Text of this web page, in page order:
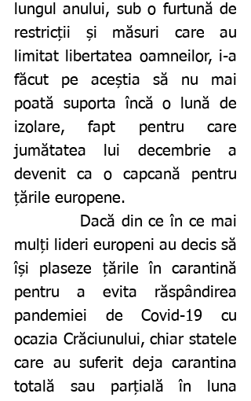
lungul anului, sub o furtună de
restricții și măsuri care au
limitat libertatea oamneilor, i-a
făcut pe aceștia să nu mai
poată suporta încă o lună de
izolare, fapt pentru care
jumătatea lui decembrie a
devenit ca o capcană pentru
țările europene.
mulți lideri europeni au decis să
își plaseze țările în carantină
pentru a evita răspândirea
pandemiei de Covid-19 cu
ocazia Crăciunului, chiar statele
care au suferit deja carantina
totală sau parțială în luna